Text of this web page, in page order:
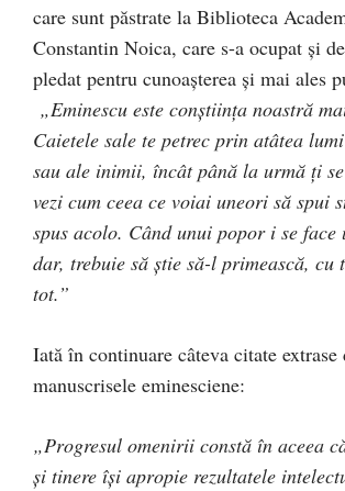
care sunt păstrate la Biblioteca
Constantin Noica, care s-a ocupat şi
pledat pentru cunoaşterea şi mai ales
„Eminescu este conştiinţa noastră
Caietele sale te petrec prin atâtea
sau ale inimii, încât până la urmă ţi
vezi cum ceea ce voiai uneori să spui
spus acolo. Când unui popor i se face
dar, trebuie să ştie să-l primească,
tot.”
Iată în continuare câteva citate
manuscrisele eminesciene:
„Progresul omenirii constă în aceea
şi tinere îşi apropie rezultatele